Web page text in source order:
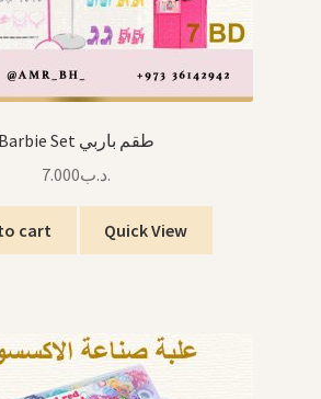
Barbie Set طقم باربي
.د.ب7.000
cart Quick View